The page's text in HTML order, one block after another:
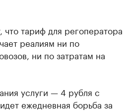
тариф для регоператора
реалиям ни по
ни по затратам на
услуги — 4 рубля с
ежедневная борьба за